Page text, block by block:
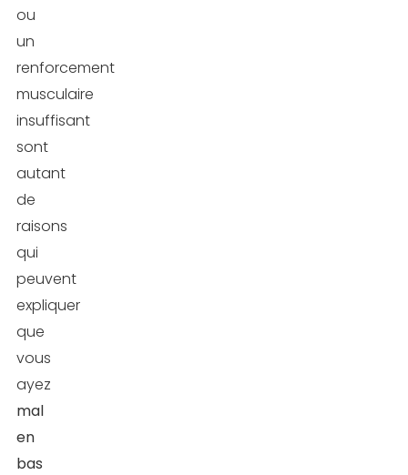
ou
un
renforcement
musculaire
insuffisant
sont
autant
de
raisons
qui
peuvent
expliquer
que
vous
ayez
mal
en
bas